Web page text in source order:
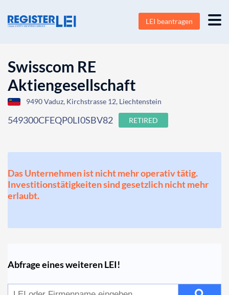
LEI beantragen
Swisscom RE
Aktiengesellschaft
9490 Vaduz, Kirchstrasse 12, Liechtenstein
549300CFEQP0LI0SBV82 RETIRED
Das Unternehmen ist nicht mehr operativ tätig.
Investitionstätigkeiten sind gesetzlich nicht mehr
erlaubt.
Abfrage eines weiteren LEI!